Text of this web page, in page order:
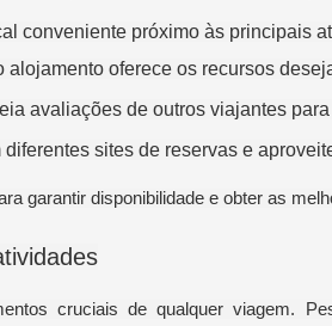
conveniente próximo às principais
oferece os recursos
avaliações de outros viajantes
sites de reservas e
garantir disponibilidade e obter as
cruciais de qualquer viagem.